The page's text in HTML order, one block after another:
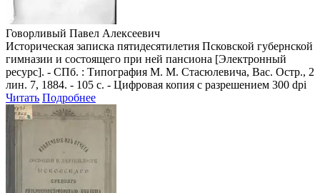
Говорливый Павел Алексеевич
Историческая записка пятидесятилетия Псковской губернской
гимназии и состоящего при ней пансиона [Электронный
ресурс]. - СПб. : Типография М. М. Стасюлевича, Вас. Остр., 2
лин. 7, 1884. - 105 с. - Цифровая копия с разрешением 300 dpi
Читать Подробнее